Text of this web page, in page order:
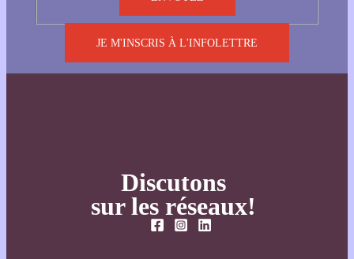
JE M'INSCRIS À L'INFOLETTRE
Discutons
sur les réseaux!